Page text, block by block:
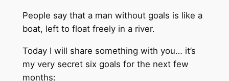
People say that a man without goals is like a
boat, left to float freely in a river.
Today I will share something with you… it’s
my very secret six goals for the next few
months: